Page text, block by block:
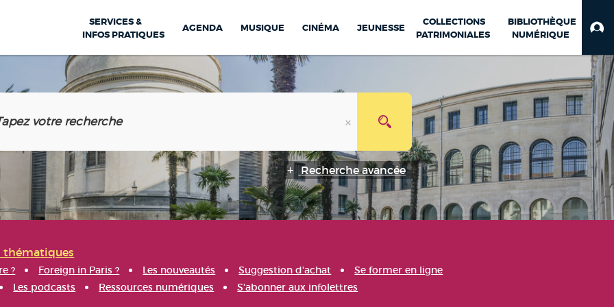
SERVICES &
INFOS PRATIQUES
AGENDA MUSIQUE CINÉMA JEUNESSE
COLLECTIONS
PATRIMONIALES
BIBLIOTHÈQUE
NUMÉRIQUE
Recherche avancée
thématiques
? Foreign in Paris ? Les nouveautés Suggestion d'achat
Se former en ligne
Les podcasts Ressources numériques S'abonner aux infolettres